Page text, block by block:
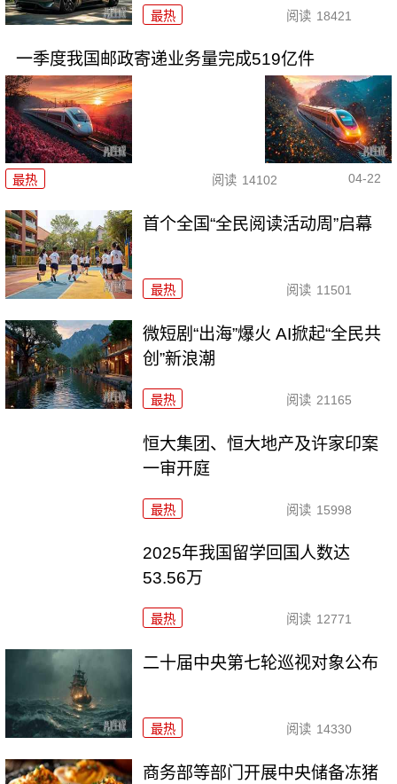
最热 阅读 18421
一季度我国邮政寄递业务量完成519亿件
最热 阅读 14102 04-22
首个全国“全民阅读活动周”启幕
最热 阅读 11501
微短剧“出海”爆火 AI掀起“全民共
创”新浪潮
最热 阅读 21165
恒大集团、恒大地产及许家印案
一审开庭
最热 阅读 15998
2025年我国留学回国人数达
53.56万
最热 阅读 12771
二十届中央第七轮巡视对象公布
最热 阅读 14330
商务部等部门开展中央储备冻猪